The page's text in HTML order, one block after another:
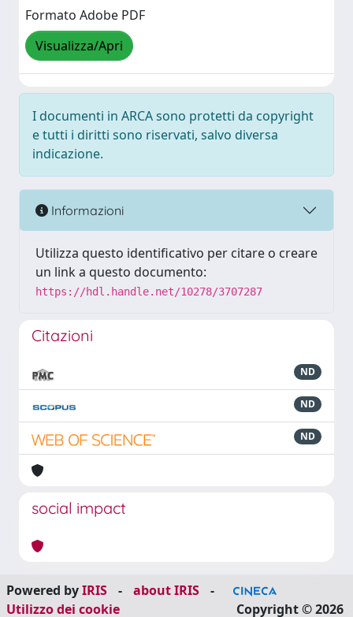
Formato Adobe PDF
Visualizza/Apri
I documenti in ARCA sono protetti da copyright
e tutti i diritti sono riservati, salvo diversa
indicazione.
Informazioni
Utilizza questo identificativo per citare o creare
un link a questo documento:
https://hdl.handle.net/10278/3707287
Citazioni
ND
ND
ND
social impact
Powered byIRIS - about IRIS
-
Utilizzo dei cookie
Copyright © 2026